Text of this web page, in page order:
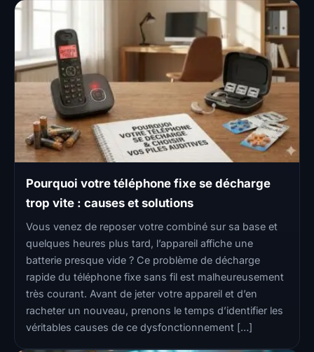
Pourquoi votre téléphone fixe se décharge
trop vite : causes et solutions
Vous venez de reposer votre combiné sur sa base et
quelques heures plus tard, l’appareil affiche une
batterie presque vide ? Ce problème de décharge
rapide du téléphone fixe sans fil est malheureusement
très courant. Avant de jeter votre appareil et d’en
racheter un nouveau, prenons le temps d’identifier les
véritables causes de ce dysfonctionnement […]